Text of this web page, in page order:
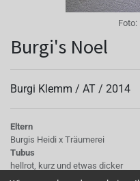
Foto:
Burgi's Noel
Burgi Klemm / AT / 2014
Eltern
Burgis Heidi x Träumerei
Tubus
hellrot, kurz und etwas dicker
Sepalen